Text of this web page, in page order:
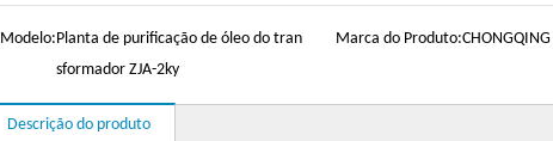
Modelo:Planta de purificação de óleo do tran
sformador ZJA-2ky
Marca do Produto:
Descrição do produto